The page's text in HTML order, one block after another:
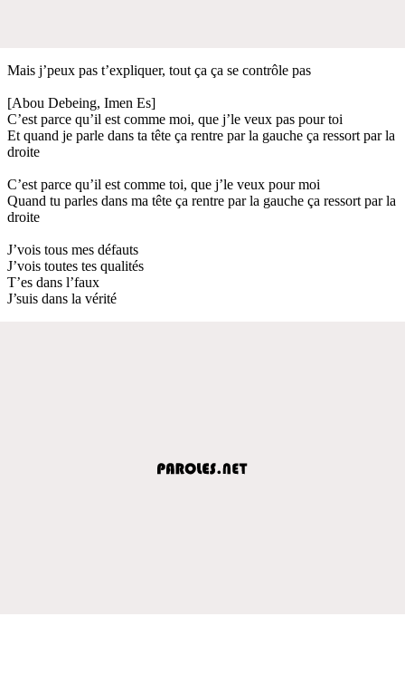
Mais j’peux pas t’expliquer, tout ça ça se contrôle pas
[Abou Debeing, Imen Es]
C’est parce qu’il est comme moi, que j’le veux pas pour toi
Et quand je parle dans ta tête ça rentre par la gauche ça ressort par la
droite
C’est parce qu’il est comme toi, que j’le veux pour moi
Quand tu parles dans ma tête ça rentre par la gauche ça ressort par la
droite
J’vois tous mes défauts
J’vois toutes tes qualités
T’es dans l’faux
J’suis dans la vérité